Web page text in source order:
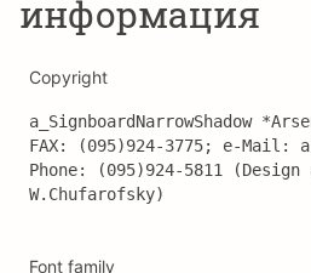
информация
Copyright
a_SignboardNarrowShadow
FAX: (095)924-3775; e-Mail:
Phone: (095)924-5811
W.Chufarofsky)
Font family